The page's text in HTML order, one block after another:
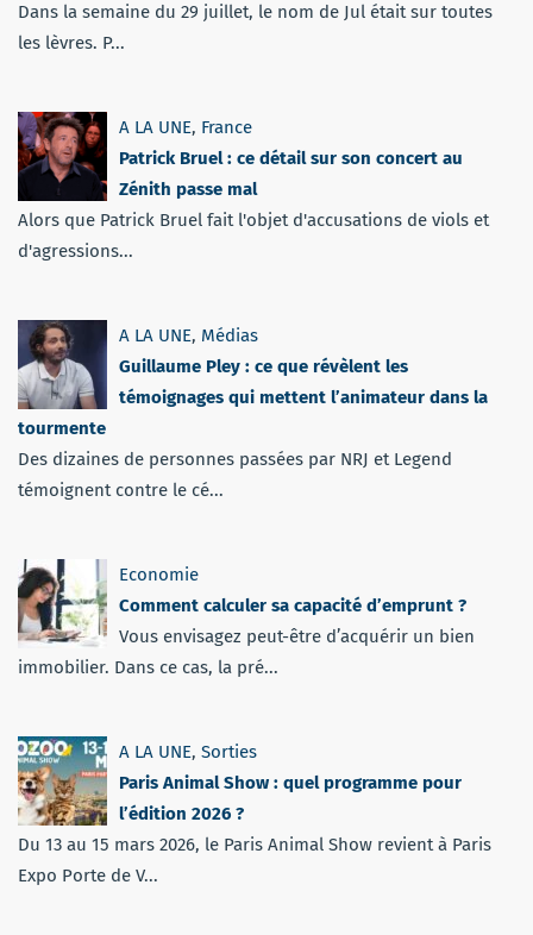
Dans la semaine du 29 juillet, le nom de Jul était sur toutes
les lèvres. P...
A LA UNE, France
Patrick Bruel : ce détail sur son concert au
Zénith passe mal
Alors que Patrick Bruel fait l'objet d'accusations de viols et
d'agressions...
A LA UNE, Médias
Guillaume Pley : ce que révèlent les
témoignages qui mettent l’animateur dans la
tourmente
Des dizaines de personnes passées par NRJ et Legend
témoignent contre le cé...
Economie
Comment calculer sa capacité d’emprunt ?
Vous envisagez peut-être d’acquérir un bien
immobilier. Dans ce cas, la pré...
A LA UNE, Sorties
Paris Animal Show : quel programme pour
l’édition 2026 ?
Du 13 au 15 mars 2026, le Paris Animal Show revient à Paris
Expo Porte de V...